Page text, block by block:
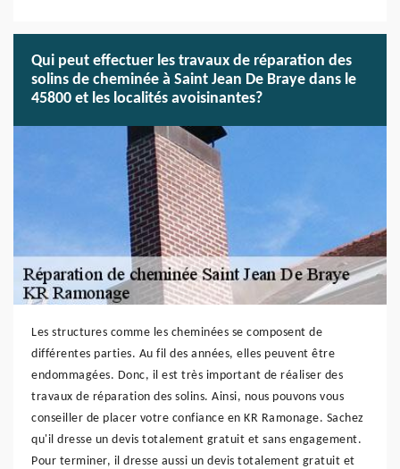
Qui peut effectuer les travaux de réparation des
solins de cheminée à Saint Jean De Braye dans le
45800 et les localités avoisinantes?
Les structures comme les cheminées se composent de
différentes parties. Au fil des années, elles peuvent être
endommagées. Donc, il est très important de réaliser des
travaux de réparation des solins. Ainsi, nous pouvons vous
conseiller de placer votre confiance en KR Ramonage. Sachez
qu'il dresse un devis totalement gratuit et sans engagement.
Pour terminer, il dresse aussi un devis totalement gratuit et